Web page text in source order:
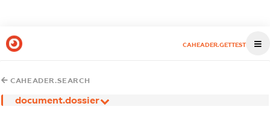
CAHEADER.GETTEST
CAHEADER.SEARCH
document.dossier